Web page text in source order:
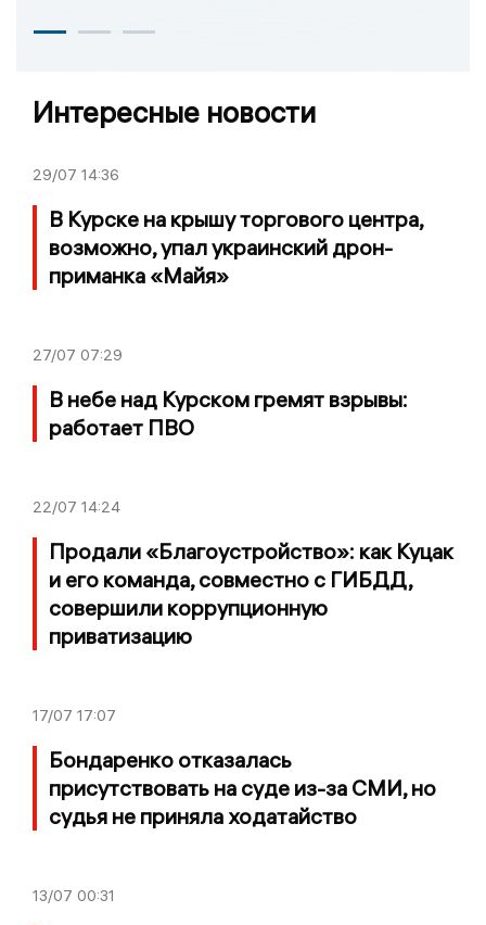
Интересные новости
29/07 14:36
В Курске на крышу торгового центра,
возможно, упал украинский дрон-
приманка «Майя»
27/07 07:29
В небе над Курском гремят взрывы:
работает ПВО
22/07 14:24
Продали «Благоустройство»: как Куцак
и его команда, совместно с ГИБДД,
совершили коррупционную
приватизацию
17/07 17:07
Бондаренко отказалась
присутствовать на суде из-за СМИ, но
судья не приняла ходатайство
13/07 00:31